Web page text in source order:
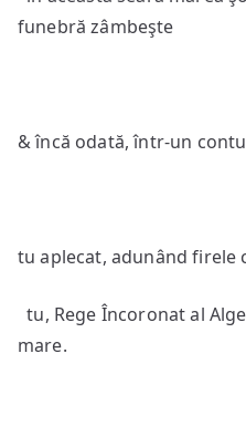
funebră zâmbeşte
& încă odată, într-un
tu aplecat, adunând firele
tu, Rege Încoronat al
mare.